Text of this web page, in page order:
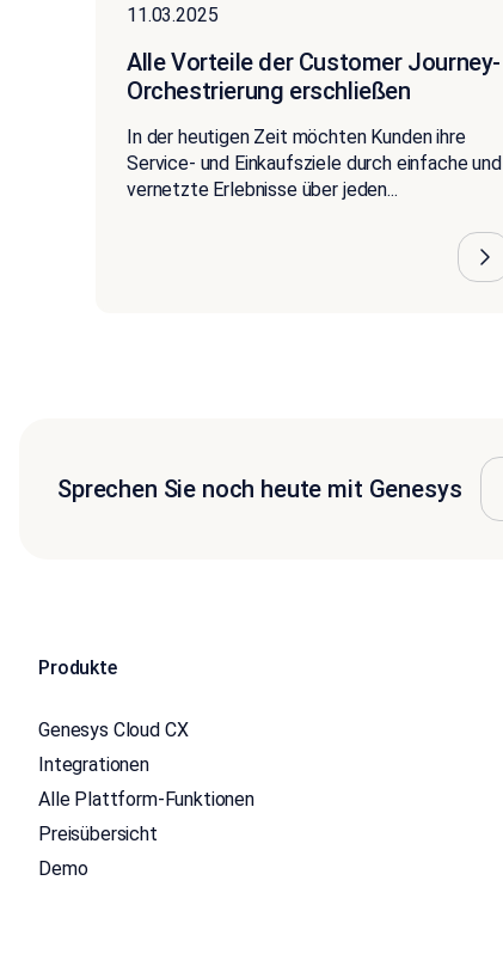
11.03.2025
Alle Vorteile der Customer Journey-
Orchestrierung erschließen
In der heutigen Zeit möchten Kunden ihre
Service- und Einkaufsziele durch einfache und
vernetzte Erlebnisse über jeden...
Sprechen Sie noch heute mit Genesys
Produkte
Genesys Cloud CX
Integrationen
Alle Plattform-Funktionen
Preisübersicht
Demo